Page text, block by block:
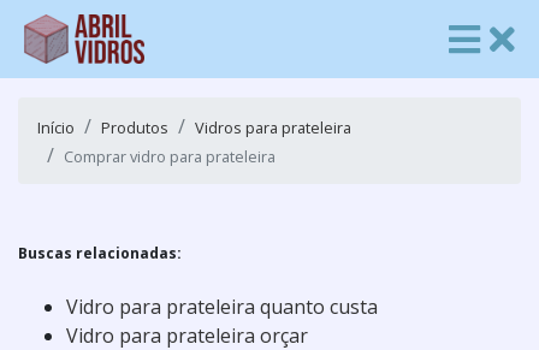
Início Produtos
Vidros para prateleira
Comprar vidro para prateleira
Buscas relacionadas:
Vidro para prateleira quanto custa
Vidro para prateleira orçar